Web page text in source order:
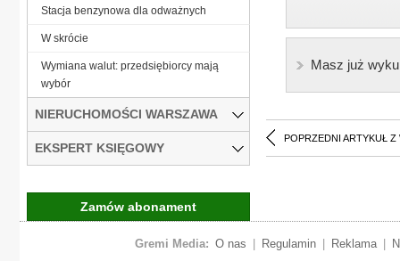
Masz już
POPRZEDNI ARTYKUŁ Z
Stacja benzynowa dla odważnych
W skrócie
Wymiana walut: przedsiębiorcy mają
wybór
NIERUCHOMOŚCI WARSZAWA
EKSPERT KSIĘGOWY
Zamów abonament
Gremi Media: O nas Regulamin Reklama